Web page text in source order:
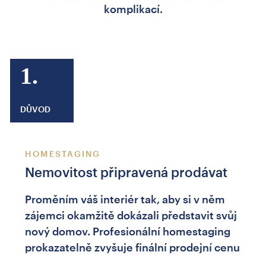
komplikací.
1.
DŮVOD
HOMESTAGING
Nemovitost připravená prodávat
Proměním váš interiér tak, aby si v něm
zájemci okamžitě dokázali představit svůj
nový domov. Profesionální homestaging
prokazatelně zvyšuje finální prodejní cenu